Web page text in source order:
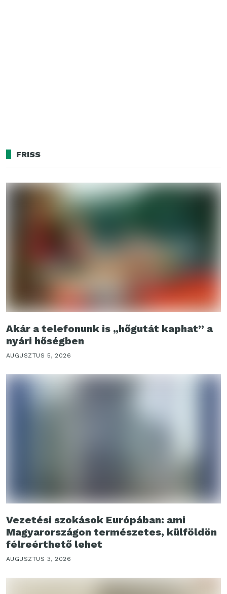
FRISS
Akár a telefonunk is „hőgutát kaphat” a
nyári hőségben
AUGUSZTUS 5, 2026
Vezetési szokások Európában: ami
Magyarországon természetes, külföldön
félreérthető lehet
AUGUSZTUS 3, 2026